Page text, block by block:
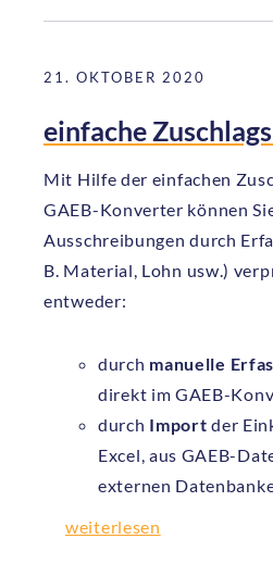
21. OKTOBER 2020
einfache
Mit Hilfe der einfachen
GAEB-Konverter können
Ausschreibungen durch
B. Material, Lohn usw.)
entweder:
durch manuelle
direkt im GAEB-
durch Import der
Excel, aus GAEB-
externen
weiterlesen